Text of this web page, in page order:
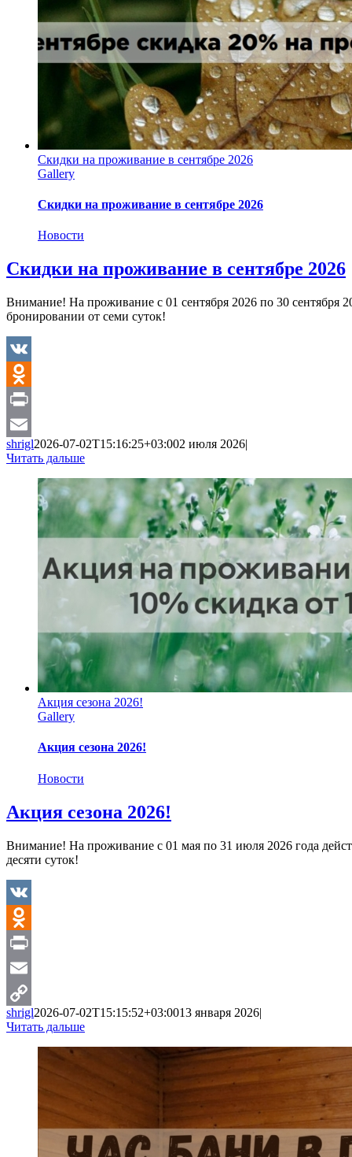
Скидки на проживание в сентябре 2026
Gallery
Скидки на проживание в сентябре 2026
Новости
Скидки на проживание в сентябре 2026
Внимание! На проживание с 01 сентября 2026 по 30 сентября
бронировании от семи суток!
VK
Odnoklassniki
Print
Email
shrigl2026-07-02T15:16:25+03:002 июля 2026|
Читать дальше
Акция сезона 2026!
Gallery
Акция сезона 2026!
Новости
Акция сезона 2026!
Внимание! На проживание с 01 мая по 31 июля 2026 года
десяти суток!
VK
Odnoklassniki
Print
Email
Copy
shrigl2026-07-02T15:15:52+03:0013 января 2026|
Читать дальше